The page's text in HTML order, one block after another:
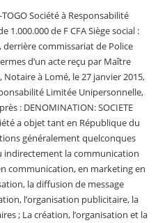
TOGO Société à Responsabilité
de F CFA Siège social :
commissariat de Police
d’un acte reçu par Maître
Notaire à Lomé, le 27 janvier 2015,
Limitée Unipersonnelle,
: DENOMINATION: SOCIETE
a objet tant en République du
généralement quelconques
la communication
communication, en marketing en
la diffusion de message
l’organisation publicitaire, la
; La création, l’organisation et la